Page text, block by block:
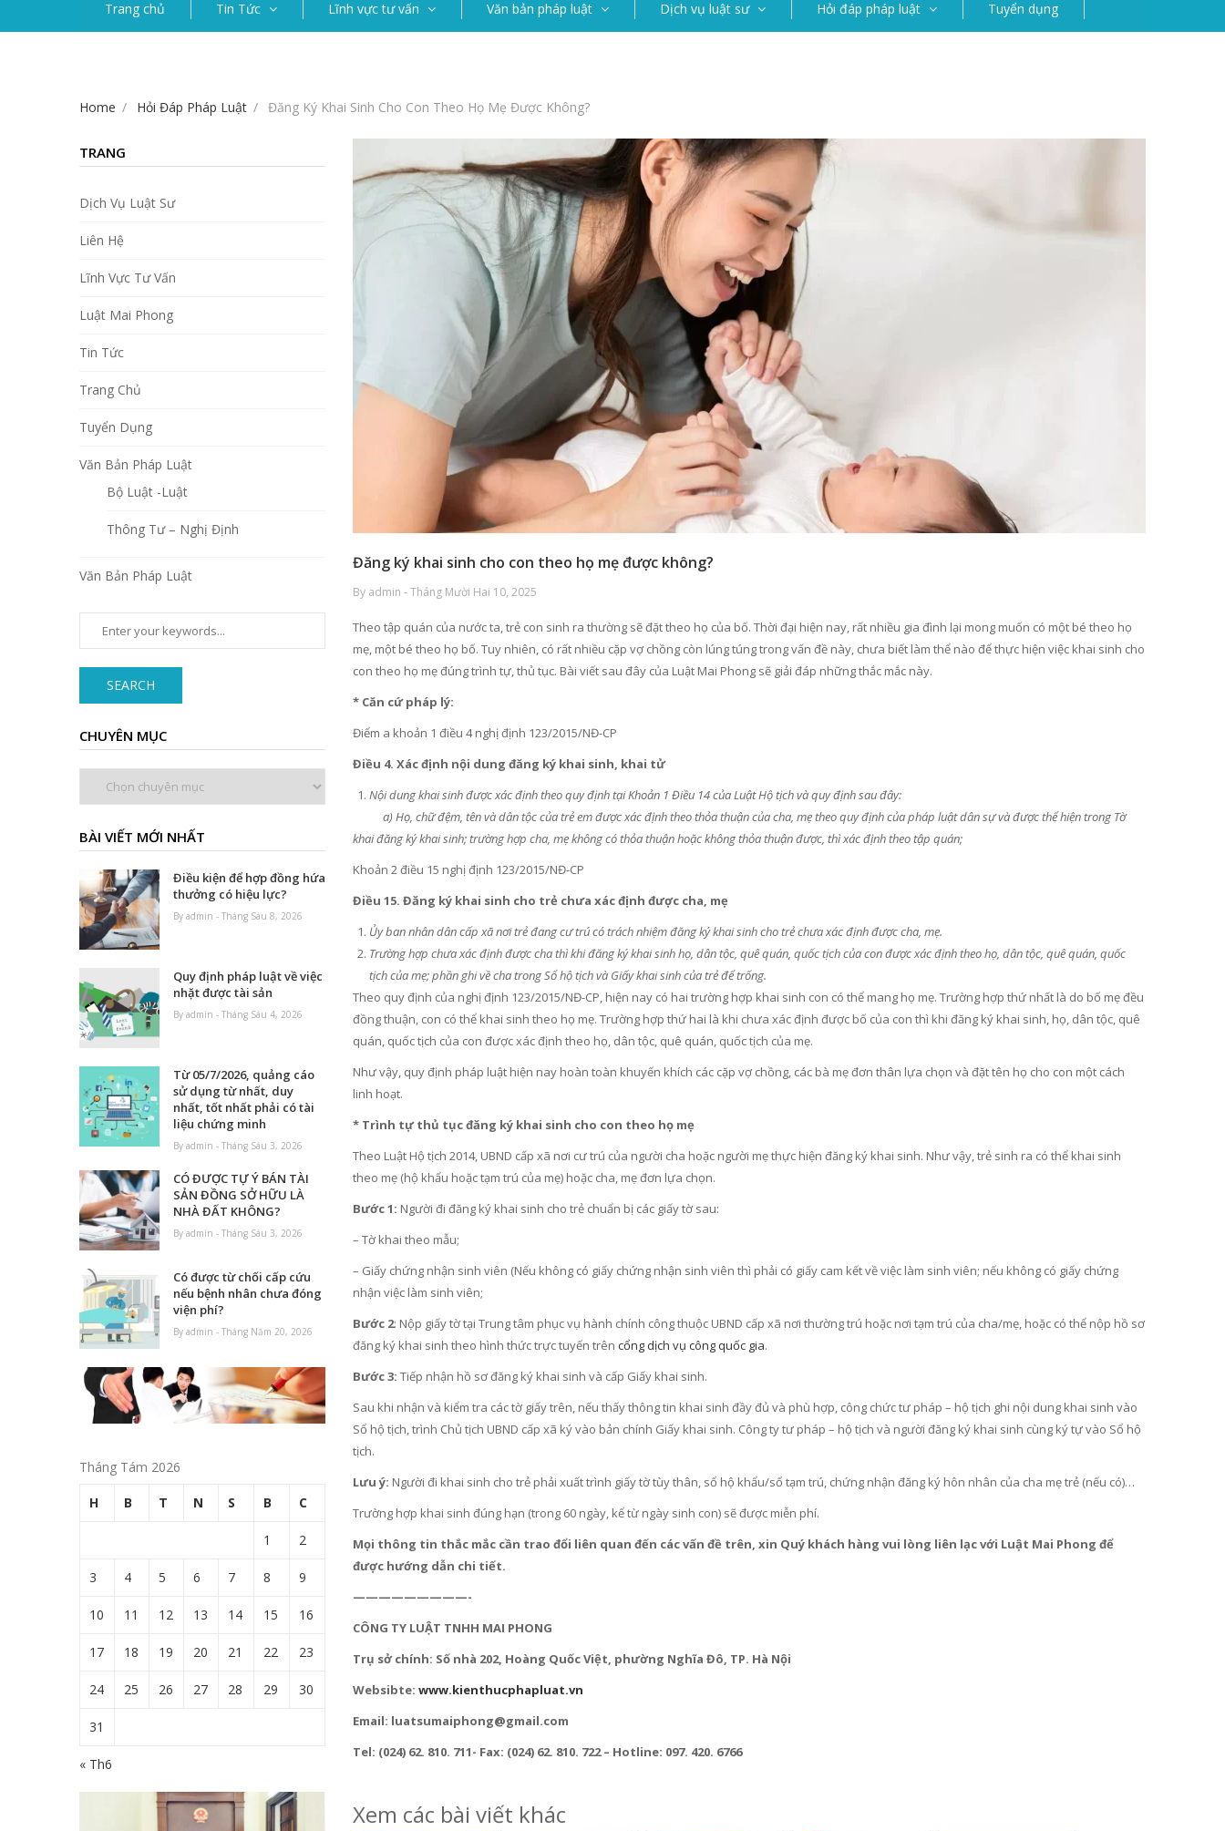
Trang chủ Tin Tức Lĩnh vực tư vấn Văn bản pháp luật Dịch vụ luật sư Hỏi đáp pháp luật Tuyển dụng
Home Hỏi Đáp Pháp Luật Đăng Ký Khai Sinh Cho Con Theo Họ Mẹ Được Không?
Đăng ký khai sinh cho con theo họ mẹ được không?
By admin - Tháng Mười Hai 10, 2025
Theo tập quán của nước ta, trẻ con sinh ra thường sẽ đặt theo họ của bố. Thời đại hiện nay, rất nhiều gia đình lại mong muốn có một bé theo họ
mẹ, một bé theo họ bố. Tuy nhiên, có rất nhiều cặp vợ chồng còn lúng túng trong vấn đề này, chưa biết làm thể nào để thực hiện việc khai sinh cho
con theo họ mẹ đúng trình tự, thủ tục. Bài viết sau đây của Luật Mai Phong sẽ giải đáp những thắc mắc này.
* Căn cứ pháp lý:
Điểm a khoản 1 điều 4 nghị định 123/2015/NĐ-CP
Điều 4. Xác định nội dung đăng ký khai sinh, khai tử
Nội dung khai sinh được xác định theo quy định tại Khoản 1 Điều 14 của Luật Hộ tịch và quy định sau đây:
a) Họ, chữ đệm, tên và dân tộc của trẻ em được xác định theo thỏa thuận của cha, mẹ theo quy định của pháp luật dân sự và được thể hiện trong Tờ
khai đăng ký khai sinh; trường hợp cha, mẹ không có thỏa thuận hoặc không thỏa thuận được, thì xác định theo tập quán;
Khoản 2 điều 15 nghị định 123/2015/NĐ-CP
Điều 15. Đăng ký khai sinh cho trẻ chưa xác định được cha, mẹ
Ủy ban nhân dân cấp xã nơi trẻ đang cư trú có trách nhiệm đăng ký khai sinh cho trẻ chưa xác định được cha, mẹ.
Trường hợp chưa xác định được cha thì khi đăng ký khai sinh họ, dân tộc, quê quán, quốc tịch của con được xác định theo họ, dân tộc, quê quán, quốc
tịch của mẹ; phần ghi về cha trong Sổ hộ tịch và Giấy khai sinh của trẻ để trống.
Theo quy định của nghị định 123/2015/NĐ-CP, hiện nay có hai trường hợp khai sinh con có thể mang họ mẹ. Trường hợp thứ nhất là do bố mẹ đều
đồng thuận, con có thể khai sinh theo họ mẹ. Trường hợp thứ hai là khi chưa xác định được bố của con thì khi đăng ký khai sinh, họ, dân tộc, quê
quán, quốc tịch của con được xác định theo họ, dân tộc, quê quán, quốc tịch của mẹ.
Như vậy, quy định pháp luật hiện nay hoàn toàn khuyến khích các cặp vợ chồng, các bà mẹ đơn thân lựa chọn và đặt tên họ cho con một cách
linh hoạt.
* Trình tự thủ tục đăng ký khai sinh cho con theo họ mẹ
Theo Luật Hộ tịch 2014, UBND cấp xã nơi cư trú của người cha hoặc người mẹ thực hiện đăng ký khai sinh. Như vậy, trẻ sinh ra có thể khai sinh
theo mẹ (hộ khẩu hoặc tạm trú của mẹ) hoặc cha, mẹ đơn lựa chọn.
Bước 1: Người đi đăng ký khai sinh cho trẻ chuẩn bị các giấy tờ sau:
– Tờ khai theo mẫu;
– Giấy chứng nhận sinh viên (Nếu không có giấy chứng nhận sinh viên thì phải có giấy cam kết về việc làm sinh viên; nếu không có giấy chứng
nhận việc làm sinh viên;
Bước 2: Nộp giấy tờ tại Trung tâm phục vụ hành chính công thuộc UBND cấp xã nơi thường trú hoặc nơi tạm trú của cha/mẹ, hoặc có thể nộp hồ sơ
đăng ký khai sinh theo hình thức trực tuyến trên cổng dịch vụ công quốc gia.
Bước 3: Tiếp nhận hồ sơ đăng ký khai sinh và cấp Giấy khai sinh.
Sau khi nhận và kiểm tra các tờ giấy trên, nếu thấy thông tin khai sinh đầy đủ và phù hợp, công chức tư pháp – hộ tịch ghi nội dung khai sinh vào
Sổ hộ tịch, trình Chủ tịch UBND cấp xã ký vào bản chính Giấy khai sinh. Công ty tư pháp – hộ tịch và người đăng ký khai sinh cùng ký tự vào Sổ hộ
tịch.
Lưu ý: Người đi khai sinh cho trẻ phải xuất trình giấy tờ tùy thân, sổ hộ khẩu/sổ tạm trú, chứng nhận đăng ký hôn nhân của cha mẹ trẻ (nếu có)…
Trường hợp khai sinh đúng hạn (trong 60 ngày, kể từ ngày sinh con) sẽ được miễn phí.
Mọi thông tin thắc mắc cần trao đổi liên quan đến các vấn đề trên, xin Quý khách hàng vui lòng liên lạc với Luật Mai Phong để
được hướng dẫn chi tiết.
—————————-
CÔNG TY LUẬT TNHH MAI PHONG
Trụ sở chính: Số nhà 202, Hoàng Quốc Việt, phường Nghĩa Đô, TP. Hà Nội
Websibte: www.kienthucphapluat.vn
Email: luatsumaiphong@gmail.com
Tel: (024) 62. 810. 711- Fax: (024) 62. 810. 722 – Hotline: 097. 420. 6766
Xem các bài viết khác
TRANG
Dịch Vụ Luật Sư
Liên Hệ
Lĩnh Vực Tư Vấn
Luật Mai Phong
Tin Tức
Trang Chủ
Tuyển Dụng
Văn Bản Pháp Luật
Bộ Luật -Luật
Thông Tư – Nghị Định
Văn Bản Pháp Luật
SEARCH
CHUYÊN MỤC
BÀI VIẾT MỚI NHẤT
Điều kiện để hợp đồng hứa
thưởng có hiệu lực?
By admin - Tháng Sáu 8, 2026
Quy định pháp luật về việc
nhặt được tài sản
By admin - Tháng Sáu 4, 2026
Từ 05/7/2026, quảng cáo
sử dụng từ nhất, duy
nhất, tốt nhất phải có tài
liệu chứng minh
By admin - Tháng Sáu 3, 2026
CÓ ĐƯỢC TỰ Ý BÁN TÀI
SẢN ĐỒNG SỞ HỮU LÀ
NHÀ ĐẤT KHÔNG?
By admin - Tháng Sáu 3, 2026
Có được từ chối cấp cứu
nếu bệnh nhân chưa đóng
viện phí?
By admin - Tháng Năm 20, 2026
Tháng Tám 2026
H B T N S B C
1 2
3 4 5 6 7 8 9
10 11 12 13 14 15 16
17 18 19 20 21 22 23
24 25 26 27 28 29 30
31
« Th6